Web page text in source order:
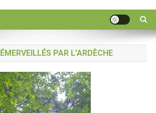
ÉMERVEILLÉS PAR L’ARDÈCHE